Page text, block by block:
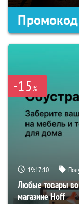
Промокод
-15%
19:17:09
Любые товары во
магазине Hoff